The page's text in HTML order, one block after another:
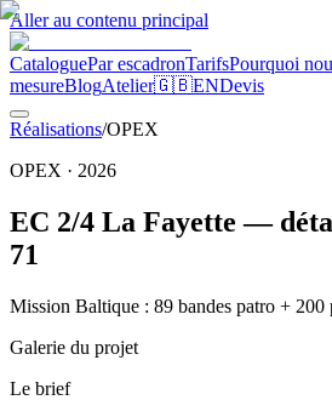
Aller au contenu principal
CataloguePar escadronTarifsPourquoi
mesureBlogAtelier🇬🇧ENDevis
Réalisations/OPEX
OPEX · 2026
EC 2/4 La Fayette —
71
Mission Baltique : 89 bandes patro + 200
Galerie du projet
Le brief